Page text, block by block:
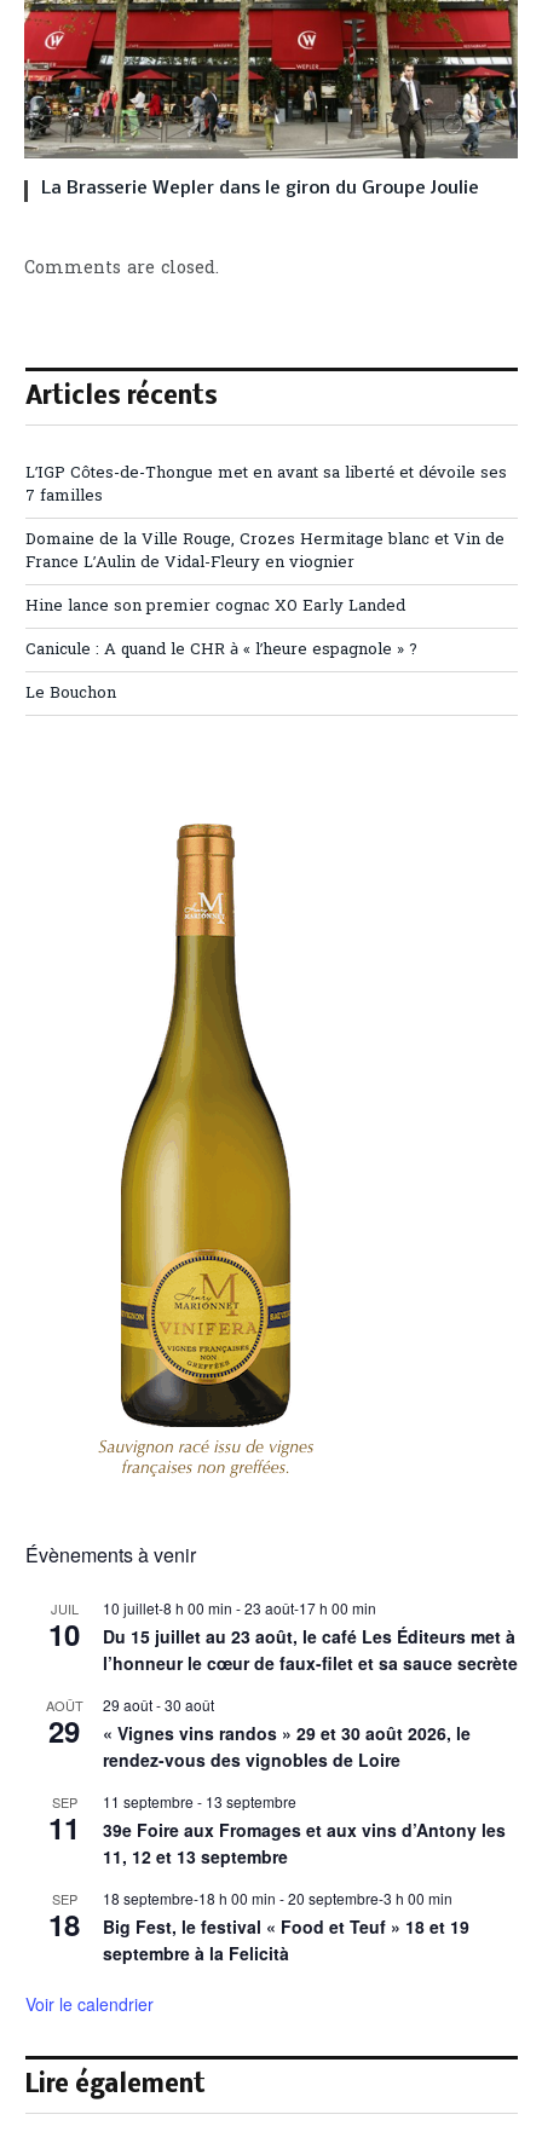
La Brasserie Wepler dans le giron du Groupe Joulie
Comments are closed.
Articles récents
L’IGP Côtes-de-Thongue met en avant sa liberté et dévoile ses
7 familles
Domaine de la Ville Rouge, Crozes Hermitage blanc et Vin de
France L’Aulin de Vidal-Fleury en viognier
Hine lance son premier cognac XO Early Landed
Canicule : A quand le CHR à « l’heure espagnole » ?
Le Bouchon
Évènements à venir
JUIL
10
10 juillet-8 h 00 min -23 août-17 h 00 min
Du 15 juillet au 23 août, le café Les Éditeurs met à
l’honneur le cœur de faux-filet et sa sauce secrète
AOÛT
29
29 août-30 août
« Vignes vins randos » 29 et 30 août 2026, le
rendez-vous des vignobles de Loire
SEP
11
11 septembre - 13 septembre
39e Foire aux Fromages et aux vins d’Antony les
11, 12 et 13 septembre
SEP
18
18 septembre-18 h 00 min -20 septembre-3 h 00 min
Big Fest, le festival « Food et Teuf » 18 et 19
septembre à la Felicità
Voir le calendrier
Lire également